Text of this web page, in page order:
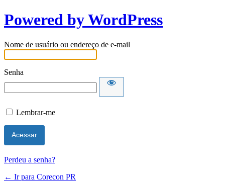
Powered by WordPress
Nome de usuário ou endereço de e-mail
Senha
Lembrar-me
Perdeu a senha?
← Ir para Corecon PR